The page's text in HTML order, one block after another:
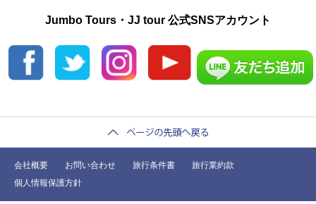
Jumbo Tours・JJ tour 公式SNSアカウント
会社概要 お問い合わせ 旅行条件書
旅行業約款
個人情報保護方針